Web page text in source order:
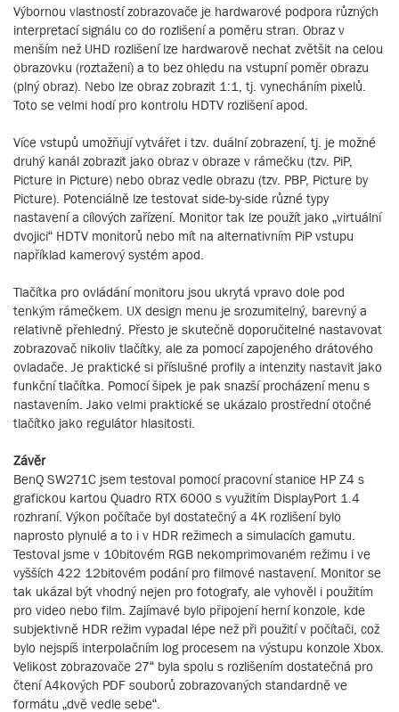
Výbornou vlastností zobrazovače je hardwarové podpora různých
interpretací signálu co do rozlišení a poměru stran. Obraz v
menším než UHD rozlišení lze hardwarově nechat zvětšit na celou
obrazovku (roztažení) a to bez ohledu na vstupní poměr obrazu
(plný obraz). Nebo lze obraz zobrazit 1:1, tj. vynecháním pixelů.
Toto se velmi hodí pro kontrolu HDTV rozlišení apod.
Více vstupů umožňují vytvářet i tzv. duální zobrazení, tj. je možné
druhý kanál zobrazit jako obraz v obraze v rámečku (tzv. PiP,
Picture in Picture) nebo obraz vedle obrazu (tzv. PBP, Picture by
Picture). Potenciálně lze testovat side-by-side různé typy
nastavení a cílových zařízení. Monitor tak lze použít jako „virtuální
dvojici“ HDTV monitorů nebo mít na alternativním PiP vstupu
například kamerový systém apod.
Tlačítka pro ovládání monitoru jsou ukrytá vpravo dole pod
tenkým rámečkem. UX design menu je srozumitelný, barevný a
relativně přehledný. Přesto je skutečně doporučitelné nastavovat
zobrazovač nikoliv tlačítky, ale za pomocí zapojeného drátového
ovladače. Je praktické si příslušné profily a intenzity nastavit jako
funkční tlačítka. Pomocí šipek je pak snazší procházení menu s
nastavením. Jako velmi praktické se ukázalo prostřední otočné
tlačítko jako regulátor hlasitosti.
Závěr
BenQ SW271C jsem testoval pomocí pracovní stanice HP Z4 s
grafickou kartou Quadro RTX 6000 s využitím DisplayPort 1.4
rozhraní. Výkon počítače byl dostatečný a 4K rozlišení bylo
naprosto plynulé a to i v HDR režimech a simulacích gamutu.
Testoval jsme v 10bitovém RGB nekomprimovaném režimu i ve
vyšších 422 12bitovém podání pro filmové nastavení. Monitor se
tak ukázal být vhodný nejen pro fotografy, ale vyhověl i použitím
pro video nebo film. Zajímavé bylo připojení herní konzole, kde
subjektivně HDR režim vypadal lépe než při použití v počítači, což
bylo nejspíš interpolačním log procesem na výstupu konzole Xbox.
Velikost zobrazovače 27“ byla spolu s rozlišením dostatečná pro
čtení A4kových PDF souborů zobrazovaných standardně ve
formátu „dvě vedle sebe“.